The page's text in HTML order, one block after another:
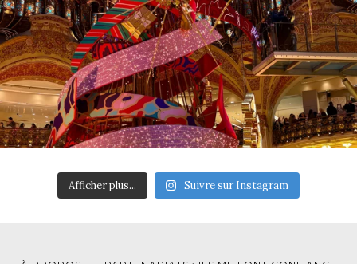
Afficher plus... Suivre sur Instagram